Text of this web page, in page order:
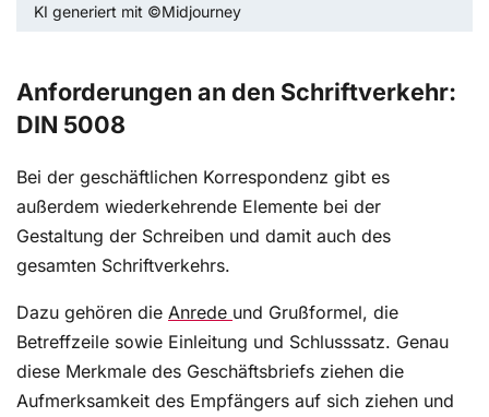
KI generiert mit ©Midjourney
Anforderungen an den Schriftverkehr:
DIN 5008
Bei der geschäftlichen Korrespondenz gibt es
außerdem wiederkehrende Elemente bei der
Gestaltung der Schreiben und damit auch des
gesamten Schriftverkehrs.
Dazu gehören die Anrede und Grußformel, die
Betreffzeile sowie Einleitung und Schlusssatz. Genau
diese Merkmale des Geschäftsbriefs ziehen die
Aufmerksamkeit des Empfängers auf sich ziehen und